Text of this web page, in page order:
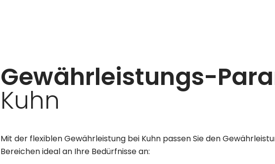
Gewährleistungs-
Kuhn
Mit der flexiblen Gewährleistung bei Kuhn passen Sie den
Bereichen ideal an Ihre Bedürfnisse an: